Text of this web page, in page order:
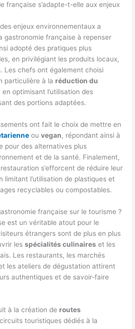
française s’adapte-t-elle aux enjeux
enjeux environnementaux a
gastronomie française à repenser
adopté des pratiques plus
en privilégiant les produits locaux,
Les chefs ont également choisi
particulière à la réduction du
en optimisant l’utilisation des
des portions adaptées.
ont fait le choix de mettre en
ouvegan, répondant ainsi à
pour des alternatives plus
et de la santé. Finalement,
s’efforcent de réduire leur
limitant l’utilisation de plastiques et
recyclables ou compostables.
française sur le tourisme ?
est un véritable atout pour le
étrangers sont de plus en plus
lesspécialités culinaires et les
Les restaurants, les marchés
les ateliers de dégustation attirent
authentiques et de savoir-faire
à la création de routes
touristiques dédiés à la